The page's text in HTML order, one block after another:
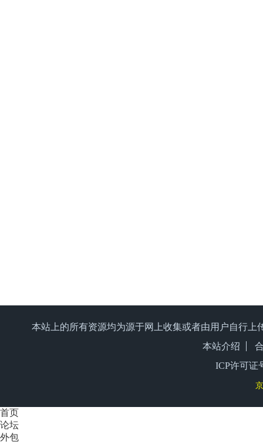
本站上的所有资源均为源于网上收集或者由用户自行
本站介绍
ICP许可证
首页
论坛
外包